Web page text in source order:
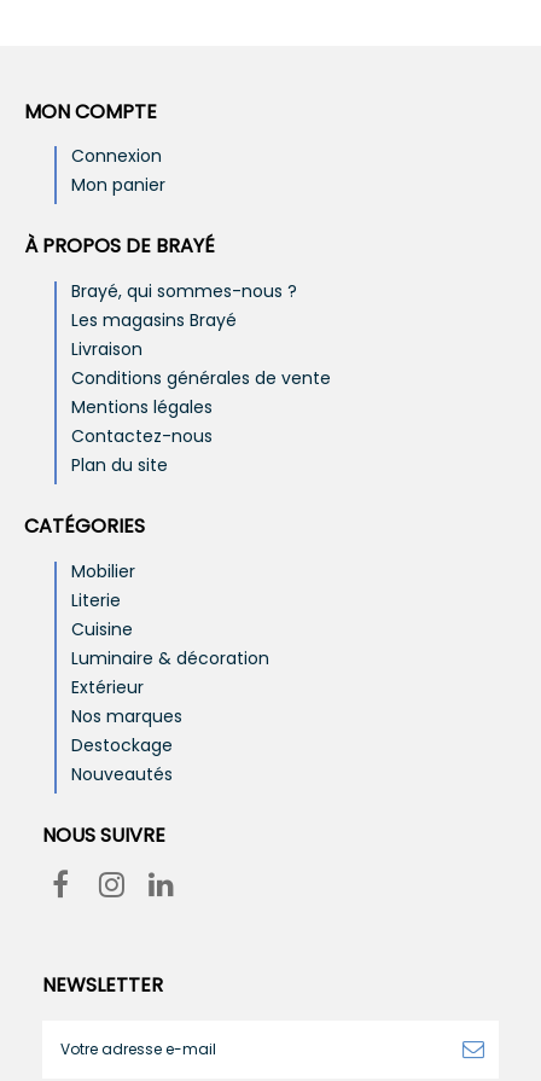
MON COMPTE
Connexion
Mon panier
À PROPOS DE BRAYÉ
Brayé, qui sommes-nous ?
Les magasins Brayé
Livraison
Conditions générales de vente
Mentions légales
Contactez-nous
Plan du site
CATÉGORIES
Mobilier
Literie
Cuisine
Luminaire & décoration
Extérieur
Nos marques
Destockage
Nouveautés
NOUS SUIVRE
NEWSLETTER